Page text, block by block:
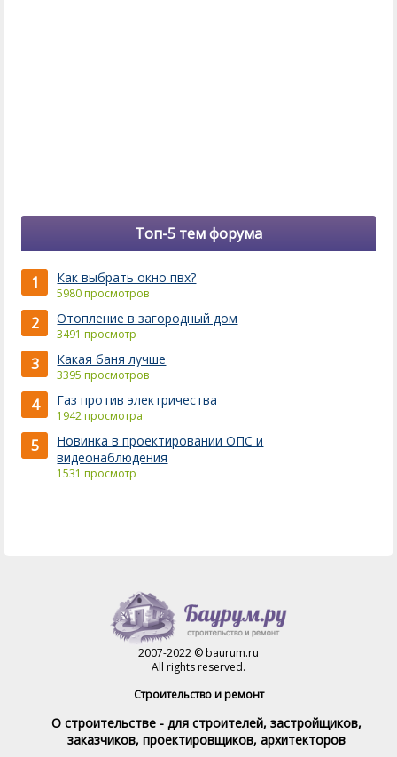
Топ-5 тем форума
1 Как выбрать окно пвх?
5980 просмотров
2 Отопление в загородный дом
3491 просмотр
3 Какая баня лучше
3395 просмотров
4 Газ против электричества
1942 просмотра
5
Новинка в проектировании ОПС и
видеонаблюдения
1531 просмотр
2007-2022 © baurum.ru
All rights reserved.
Строительство и ремонт
О строительстве - для строителей, застройщиков,
заказчиков, проектировщиков, архитекторов